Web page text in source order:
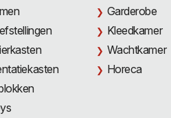
Garderobe
Kleedkamer
Wachtkamer
Horeca